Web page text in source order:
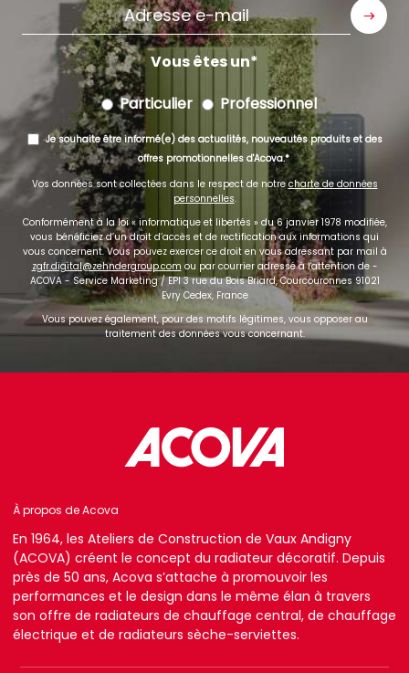
Adresse
e-
mail
Vous êtes un
Particulier
Professionnel
Je souhaite être informé(e) des actualités, nouveautés produits et des
offres promotionnelles d'Acova.
Vos données sont collectées dans le respect de notre charte de données
personnelles.
Conformément à la loi « informatique et libertés » du 6 janvier 1978 modifiée,
vous bénéficiez d’un droit d’accès et de rectification aux informations qui
vous concernent. Vous pouvez exercer ce droit en vous adressant par mail à
zgfr.digital@zehndergroup.com ou par courrier adressé à l'attention de -
ACOVA - Service Marketing / EPI 3 rue du Bois Briard, Courcouronnes 91021
Evry Cedex, France
Vous pouvez également, pour des motifs légitimes, vous opposer au
traitement des données vous concernant.
À propos de Acova
En 1964, les Ateliers de Construction de Vaux Andigny
(ACOVA) créent le concept du radiateur décoratif. Depuis
près de 50 ans, Acova s’attache à promouvoir les
performances et le design dans le même élan à travers
son offre de radiateurs de chauffage central, de chauffage
électrique et de radiateurs sèche-serviettes.